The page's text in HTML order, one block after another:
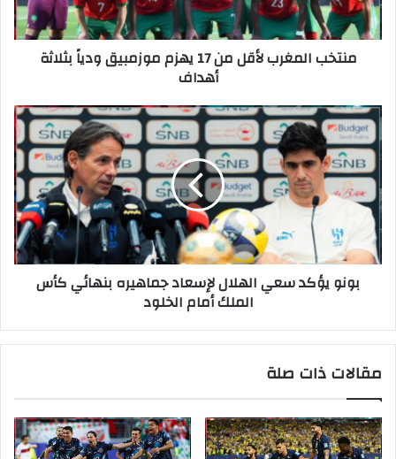
منتخب المغرب لأقل من 17 يهزم موزمبيق ودياً بثلاثة
أهداف
بونو يؤكد سعي الهلال لإسعاد جماهيره بنهائي كأس
الملك أمام الخلود
مقالات ذات صلة